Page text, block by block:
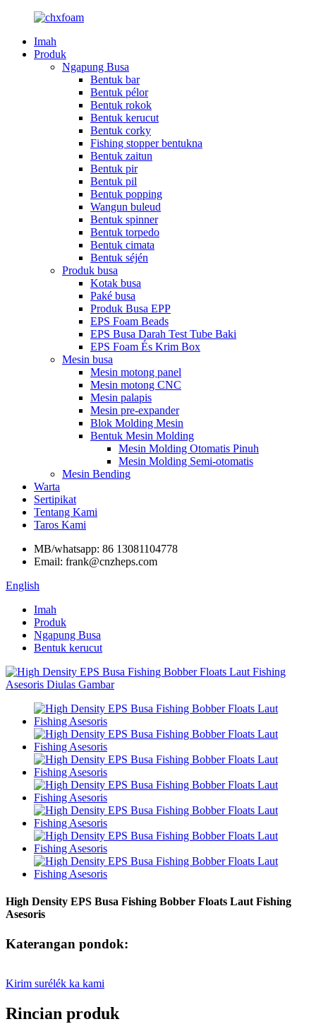
Imah
Produk
Ngapung Busa
Bentuk bar
Bentuk pélor
Bentuk rokok
Bentuk kerucut
Bentuk corky
Fishing stopper bentukna
Bentuk zaitun
Bentuk pir
Bentuk pil
Bentuk popping
Wangun buleud
Bentuk spinner
Bentuk torpedo
Bentuk cimata
Bentuk séjén
Produk busa
Kotak busa
Paké busa
Produk Busa EPP
EPS Foam Beads
EPS Busa Darah Test Tube Baki
EPS Foam És Krim Box
Mesin busa
Mesin motong panel
Mesin motong CNC
Mesin palapis
Mesin pre-expander
Blok Molding Mesin
Bentuk Mesin Molding
Mesin Molding Otomatis Pinuh
Mesin Molding Semi-otomatis
Mesin Bending
Warta
Sertipikat
Tentang Kami
Taros Kami
MB/whatsapp: 86 13081104778
Email: frank@cnzheps.com
English
Imah
Produk
Ngapung Busa
Bentuk kerucut
High Density EPS Busa Fishing Bobber Floats Laut Fishing
Asesoris
Katerangan pondok:
Kirim surélék ka kami
Rincian produk